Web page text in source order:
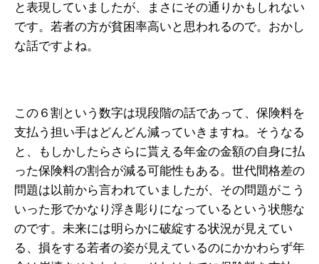
と表現していましたが、まさにその通りかもしれない
です。若者の方が貧困率高いと思われるので。おかし
な話ですよね。
この６割という数字は現段階の話であって、保険料を
支払う担い手はどんどん減っていきますね。そうなる
と、もしかしたらさらに貰える年金の金額の自身に払
った保険料の割合が減る可能性もある。世代間格差の
問題は以前から言われていましたが、その問題がこう
いった形でかなり浮き彫りになっているという状態な
のです。未来には明らかに破綻する状況が見えてい
る、損をする若者の姿が見えているのにかかわらず年